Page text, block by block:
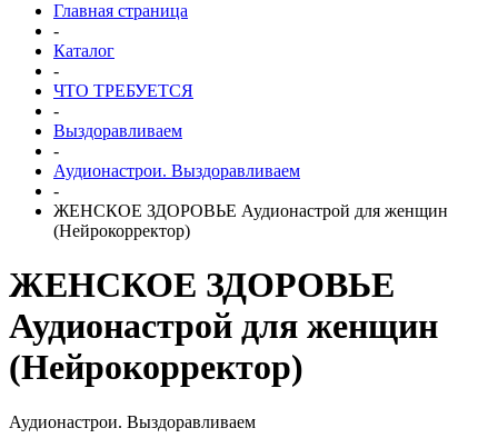
Главная страница
-
Каталог
-
ЧТО ТРЕБУЕТСЯ
-
Выздоравливаем
-
Аудионастрои. Выздоравливаем
-
ЖЕНСКОЕ ЗДОРОВЬЕ Аудионастрой для женщин
(Нейрокорректор)
ЖЕНСКОЕ ЗДОРОВЬЕ
Аудионастрой для женщин
(Нейрокорректор)
Аудионастрои. Выздоравливаем